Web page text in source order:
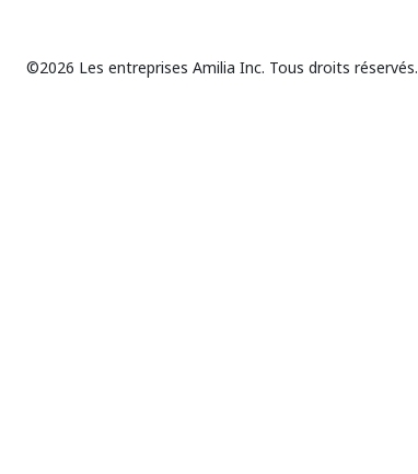
©2026 Les entreprises Amilia Inc. Tous droits réservés.